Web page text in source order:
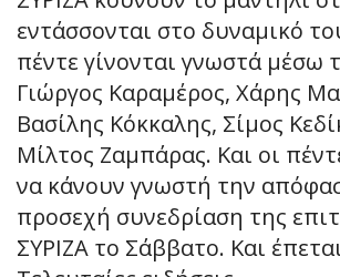
εντάσσονται στο δυναμικό
πέντε γίνονται γνωστά μέσω
Γιώργος Καραμέρος, Χάρης
Βασίλης Κόκκαλης, Σίμος
Μίλτος Ζαμπάρας. Και οι
να κάνουν γνωστή την
προσεχή συνεδρίαση της
ΣΥΡΙΖΑ το Σάββατο. Και